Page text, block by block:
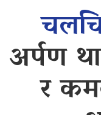
अर्पण
र